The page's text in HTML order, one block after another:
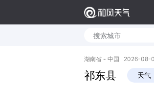
湖南省 - 中国 2026-08-
祁东县 天气